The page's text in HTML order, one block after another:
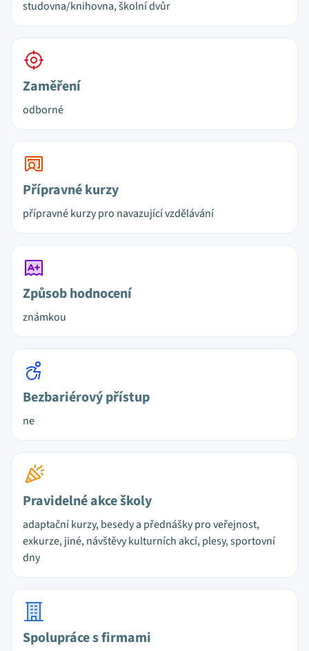
studovna/knihovna, školní dvůr
Zaměření
odborné
Přípravné kurzy
přípravné kurzy pro navazující vzdělávání
Způsob hodnocení
známkou
Bezbariérový přístup
ne
Pravidelné akce školy
adaptační kurzy, besedy a přednášky pro veřejnost,
exkurze, jiné, návštěvy kulturních akcí, plesy, sportovní
dny
Spolupráce s firmami